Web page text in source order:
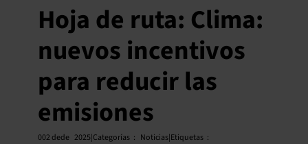
Hoja de ruta: Clima:
nuevos incentivos
para reducir las
emisiones
002 dede 2025|Categorías : Noticias|Etiquetas :